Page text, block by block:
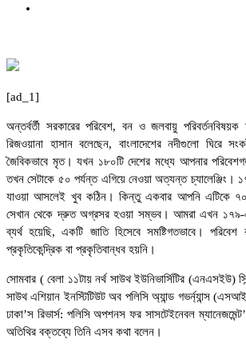
[ad_1]
অন্তর্বর্তী সরকারের পরিবেশ, বন ও জলবায়ু পরিবর্তনবিষয়ক
রিজওয়ানা হাসান বলেছেন, বাংলাদেশের নদীগুলো ঘিরে
জৈবিকভাবে মৃত। যখন ১৮০টি দেশের মধ্যে আপনার
তখন সেটাকে ৫০ পর্যন্ত এগিয়ে নেওয়া অত্যন্ত
যাওয়া আসলেই খুব কঠিন। কিন্তু একবার আপনি এটিকে ৭০
সেখান থেকে দ্রুত অগ্রসর হওয়া সম্ভব। আমরা এখন ১৭৯-
ব্যর্থ হয়েছি, একটি জাতি হিসেবে সমষ্টিগতভাবে। পরিবেশ
প্রকৃতিকেন্দ্রিক বা প্রকৃতিবান্ধব হয়নি।
সোমবার ( বেলা ১১টায় নর্থ সাউথ ইউনিভার্সিটির (এনএসইউ)
সাউথ এশিয়ান ইনস্টিটিউট অব পলিসি অ্যান্ড গভর্ন্যান্স
ঢাকা’স রিভার্স: পলিসি অপশনস ফর সাসটেইনেবল
অতিথির বক্তব্যে তিনি এসব কথা বলেন।